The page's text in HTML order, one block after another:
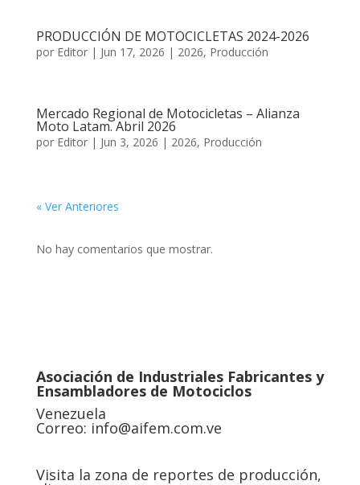
PRODUCCIÓN DE MOTOCICLETAS 2024-2026
por Editor| Jun 17, 2026 | 2026, Producción
Mercado Regional de Motocicletas – Alianza
Moto Latam. Abril 2026
por Editor| Jun 3, 2026 | 2026, Producción
« Ver Anteriores
No hay comentarios que mostrar.
Asociación de Industriales Fabricantes y
Ensambladores de Motociclos
Venezuela
Correo: info@aifem.com.ve
Visita la zona de reportes de producción,